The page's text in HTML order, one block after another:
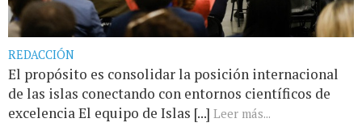
REDACCIÓN
El propósito es consolidar la posición internacional
de las islas conectando con entornos científicos de
excelencia El equipo de Islas [...] Leer más...